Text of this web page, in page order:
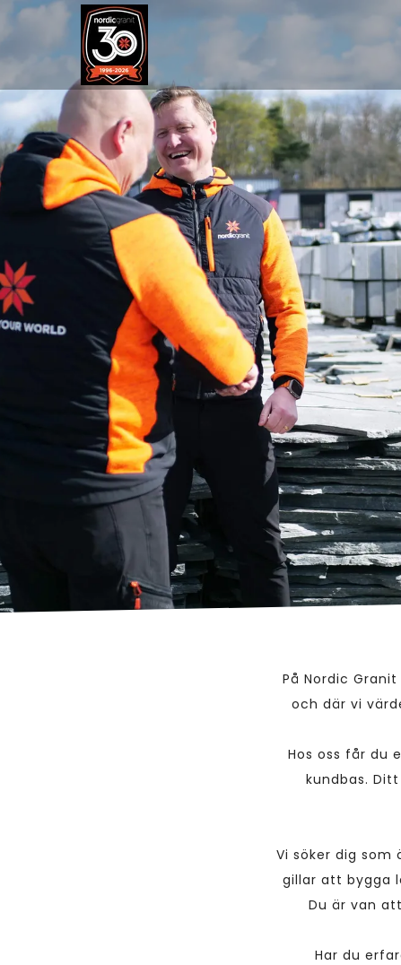
På Nordic
och där vi
Hos oss får du
kundbas.
Vi söker dig som
gillar att bygga
Du är van
Har du